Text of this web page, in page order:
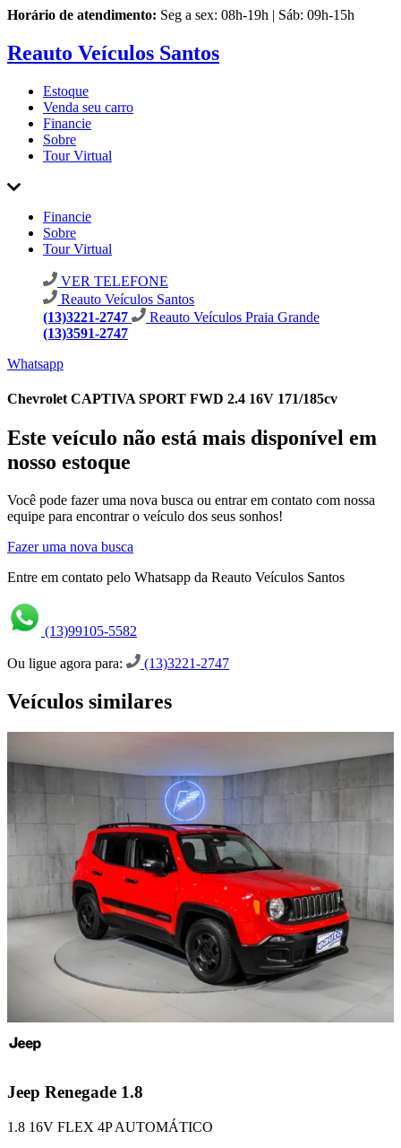
Horário de atendimento: Seg a sex: 08h-19h | Sáb: 09h-15h
Reauto Veículos Santos
Estoque
Venda seu carro
Financie
Sobre
Tour Virtual
Financie
Sobre
Tour Virtual
VER TELEFONE
Reauto Veículos Santos
(13)3221-2747
Reauto Veículos Praia Grande
(13)3591-2747
Whatsapp
Chevrolet CAPTIVA SPORT FWD 2.4 16V 171/185cv
Este veículo não está mais disponível em
nosso estoque
Você pode fazer uma nova busca ou entrar em contato com nossa
equipe para encontrar o veículo dos seus sonhos!
Fazer uma nova busca
Entre em contato pelo Whatsapp da Reauto Veículos Santos
(13)99105-5582
Ou ligue agora para: (13)3221-2747
Veículos similares
Jeep Renegade 1.8
1.8 16V FLEX 4P AUTOMÁTICO